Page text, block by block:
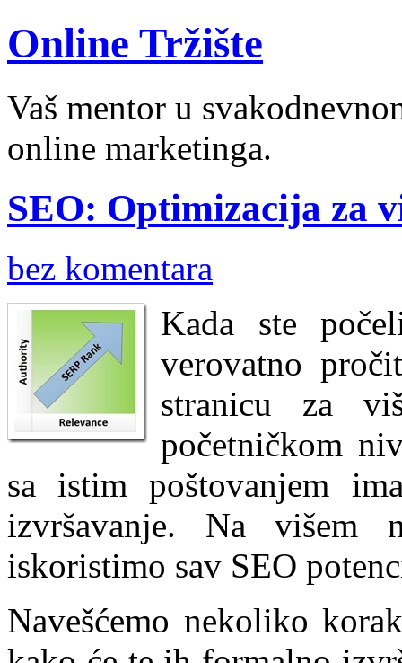
Online Tržište
Vaš mentor u
online marketinga.
SEO: Optimizacija za
bez komentara
Kada ste
verovatno
stranicu za
početničkom
sa istim poštovanjem
izvršavanje. Na višem
iskoristimo sav SEO
Navešćemo nekoliko